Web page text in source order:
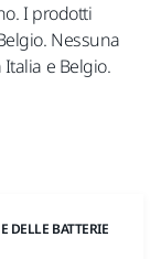
I prodotti
Nessuna
e Belgio.
DELLE BATTERIE